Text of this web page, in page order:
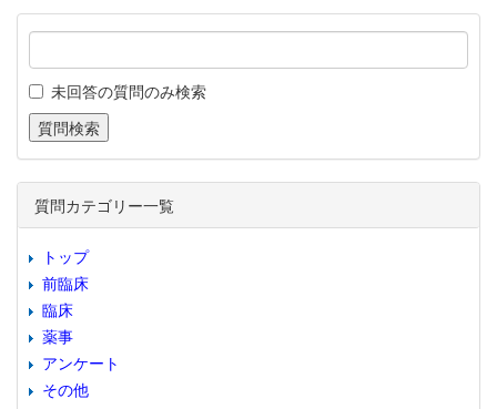
未回答の質問のみ検索
質問カテゴリー一覧
トップ
前臨床
臨床
薬事
アンケート
その他